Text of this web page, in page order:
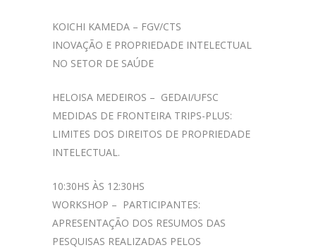
KOICHI KAMEDA – FGV/CTS
INOVAÇÃO E PROPRIEDADE INTELECTUAL
NO SETOR DE SAÚDE
HELOISA MEDEIROS – GEDAI/UFSC
MEDIDAS DE FRONTEIRA TRIPS-PLUS:
LIMITES DOS DIREITOS DE PROPRIEDADE
INTELECTUAL.
10:30HS ÀS 12:30HS
WORKSHOP – PARTICIPANTES:
APRESENTAÇÃO DOS RESUMOS DAS
PESQUISAS REALIZADAS PELOS